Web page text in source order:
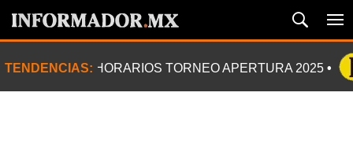
TENDENCIAS: HORARIOS TORNEO APERTURA 2025